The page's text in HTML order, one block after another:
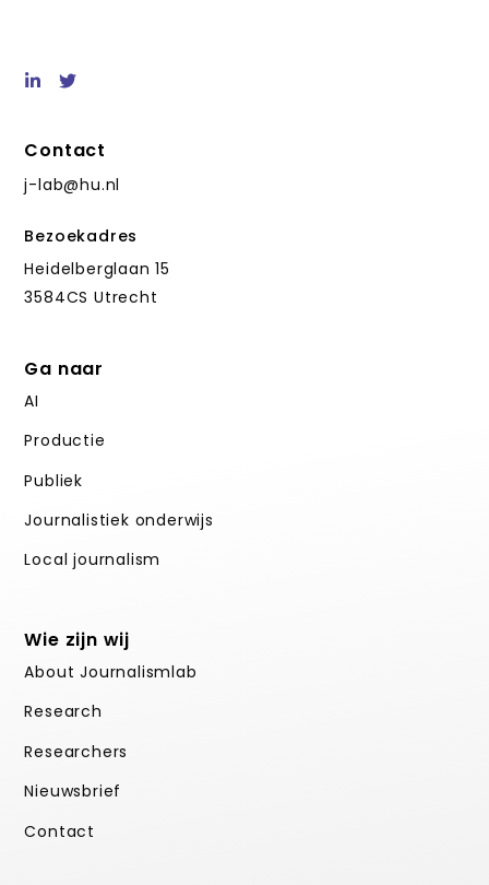
Contact
j-lab@hu.nl
Bezoekadres
Heidelberglaan 15
3584CS Utrecht
Ga naar
AI
Productie
Publiek
Journalistiek onderwijs
Local journalism
Wie zijn wij
About Journalismlab
Research
Researchers
Nieuwsbrief
Contact